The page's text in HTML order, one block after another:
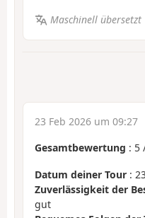
Maschinell übersetzt
23 Feb 2026 um 09:27
Gesamtbewertung : 5
Datum deiner Tour :
Zuverlässigkeit der
gut